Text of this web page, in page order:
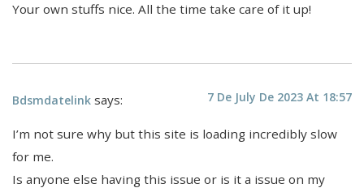
Your own stuffs nice. All the time take care of it up!
Bdsmdatelink says: 7 De July De 2023 At 18:57
I’m not sure why but this site is loading incredibly slow
for me.
Is anyone else having this issue or is it a issue on my